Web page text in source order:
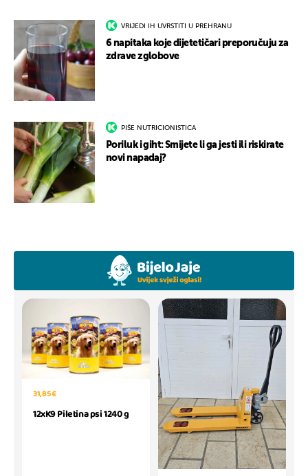
VRIJEDI IH UVRSTITI U PREHRANU
6 napitaka koje dijetetičari preporučuju za
zdrave zglobove
PIŠE NUTRICIONISTICA
Poriluk i giht: Smijete li ga jesti ili riskirate
novi napadaj?
31,85 €
12xK9 Piletina psi 1240 g